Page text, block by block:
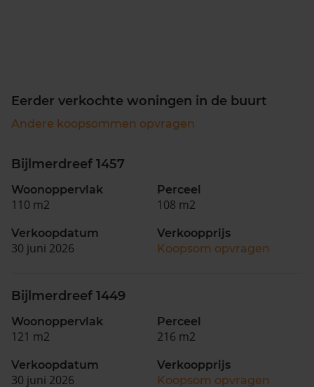
Eerder verkochte woningen in de buurt
Andere koopsommen opvragen
Bijlmerdreef 1457
Woonoppervlak
110 m2
Perceel
108 m2
Verkoopdatum
30 juni 2026
Verkoopprijs
Koopsom opvragen
Bijlmerdreef 1449
Woonoppervlak
121 m2
Perceel
216 m2
Verkoopdatum
30 juni 2026
Verkoopprijs
Koopsom opvragen